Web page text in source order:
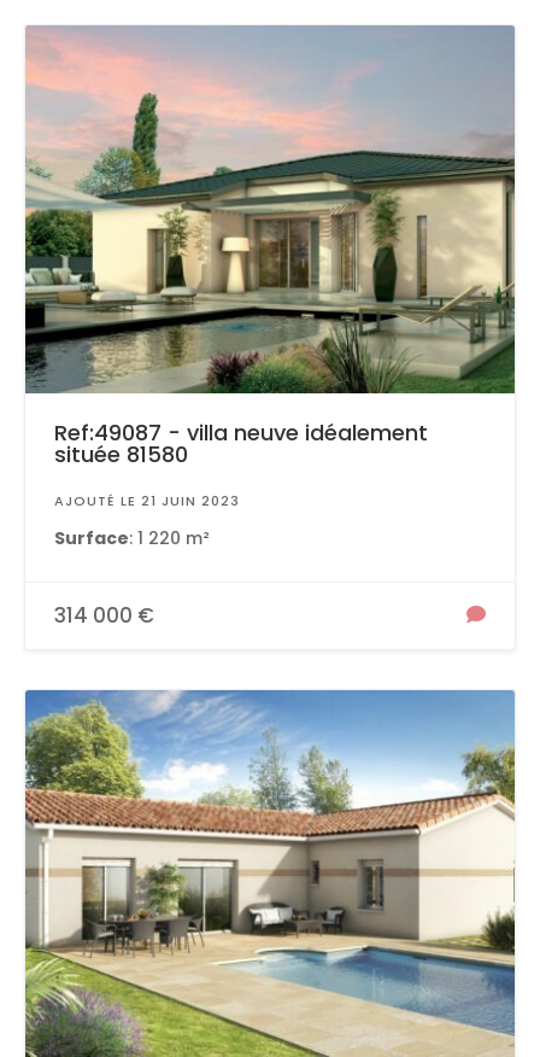
Ref:49087 - villa neuve idéalement
située 81580
AJOUTÉ LE 21 JUIN 2023
Surface: 1 220 m²
314 000 €